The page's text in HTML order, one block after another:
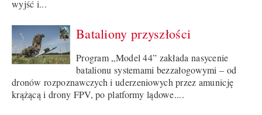
wyjść i...
Bataliony przyszłości
Program „Model 44” zakłada nasycenie
batalionu systemami bezzałogowymi – od
dronów rozpoznawczych i uderzeniowych przez amunicję
krążącą i drony FPV, po platformy lądowe....